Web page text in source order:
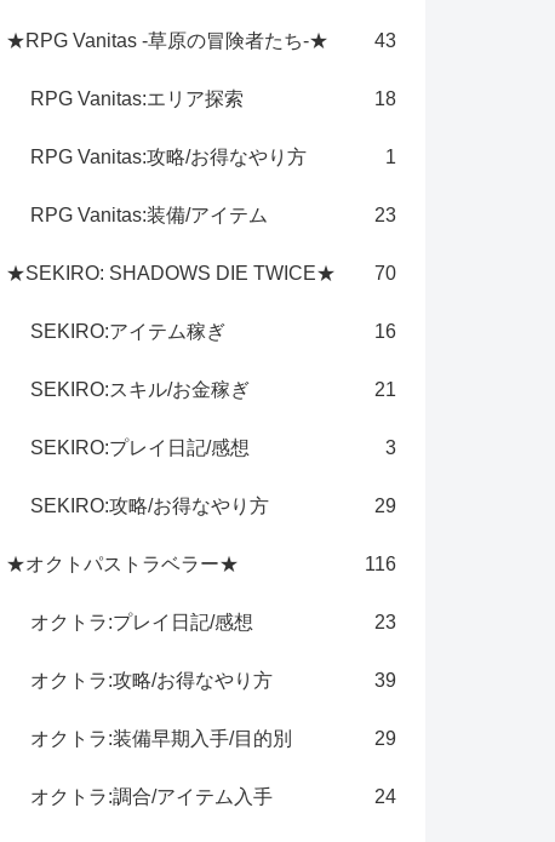
★RPG Vanitas -草原の冒険者たち-★ 43
RPG Vanitas:エリア探索 18
RPG Vanitas:攻略/お得なやり方 1
RPG Vanitas:装備/アイテム 23
★SEKIRO: SHADOWS DIE TWICE★ 70
SEKIRO:アイテム稼ぎ 16
SEKIRO:スキル/お金稼ぎ 21
SEKIRO:プレイ日記/感想 3
SEKIRO:攻略/お得なやり方 29
★オクトパストラベラー★ 116
オクトラ:プレイ日記/感想 23
オクトラ:攻略/お得なやり方 39
オクトラ:装備早期入手/目的別 29
オクトラ:調合/アイテム入手 24